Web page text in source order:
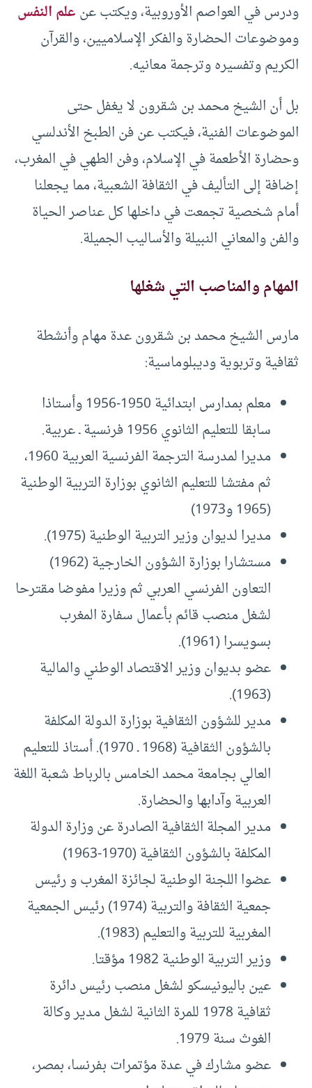
ودرس في العواصم الأوروبية، ويكتب عنعلم النفس
وموضوعات الحضارة والفكر الإسلاميين، والقرآن
الكريم وتفسيره وترجمة معانيه.
بل أن الشيخ محمد بن شقرون لا يغفل حتى
الموضوعات الفنية، فيكتب عن فن الطبخ الأندلسي
وحضارة الأطعمة في الإسلام، وفن الطهي في المغرب،
إضافة إلى التأليف في الثقافة الشعبية، مما يجعلنا
أمام شخصية تجمعت في داخلها كل عناصر الحياة
والفن والمعاني النبيلة والأساليب الجميلة.
المهام والمناصب التي شغلها
مارس الشيخ محمد بن شقرون عدة مهام وأنشطة
ثقافية وتربوية وديبلوماسية:
معلم بمدارس ابتدائية 1950-1956 وأستاذا
سابقا للتعليم الثانوي 1956 فرنسية ـ عربية.
مديرا لمدرسة الترجمة الفرنسية العربية 1960،
ثم مفتشا للتعليم الثانوي بوزارة التربية الوطنية
(1965 و1973)
مديرا لديوان وزير التربية الوطنية (1975).
مستشارا بوزارة الشؤون الخارجية (1962)
التعاون الفرنسي العربي ثم وزيرا مفوضا مقترحا
لشغل منصب قائم بأعمال سفارة المغرب
بسويسرا (1961).
عضو بديوان وزير الاقتصاد الوطني والمالية
(1963).
مدير للشؤون الثقافية بوزارة الدولة المكلفة
بالشؤون الثقافية (1968 ـ 1970). أستاذ للتعليم
العالي بجامعة محمد الخامس بالرباط شعبة اللغة
العربية وآدابها والحضارة.
مدير المجلة الثقافية الصادرة عن وزارة الدولة
المكلفة بالشؤون الثقافية (1970-1963)
عضوا اللجنة الوطنية لجائزة المغرب و رئيس
جمعية الثقافة والتربية (1974) رئيس الجمعية
المغربية للتربية والتعليم (1983).
وزير التربية الوطنية 1982 مؤقتا.
عين باليونيسكو لشغل منصب رئيس دائرة
ثقافية 1978 للمرة الثانية لشغل مدير وكالة
الغوث سنة 1979.
عضو مشارك في عدة مؤتمرات بفرنسا، بمصر،